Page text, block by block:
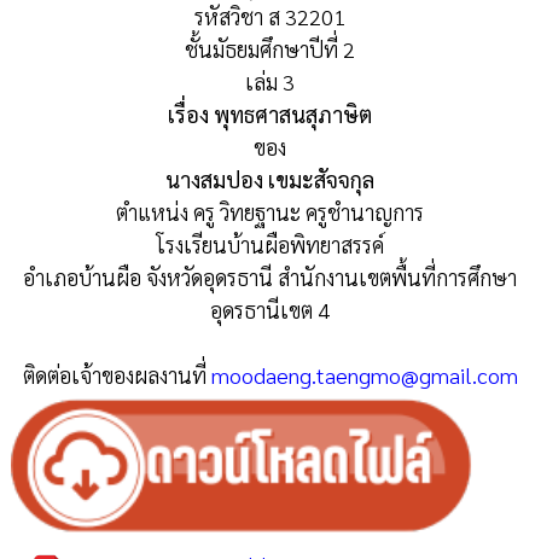
รหัสวิชา ส 32201
ชั้นมัธยมศึกษาปีที่ 2
เล่ม 3
เรื่อง พุทธศาสนสุภาษิต
ของ
นางสมปอง เขมะสัจจกุล
ตำแหน่ง ครู วิทยฐานะ ครูชำนาญการ
โรงเรียนบ้านผือพิทยาสรรค์
อำเภอบ้านผือ จังหวัดอุดรธานี สำนักงานเขตพื้นที่การศึกษา
อุดรธานีเขต 4
ติดต่อเจ้าของผลงานที่ moodaeng.taengmo@gmail.com